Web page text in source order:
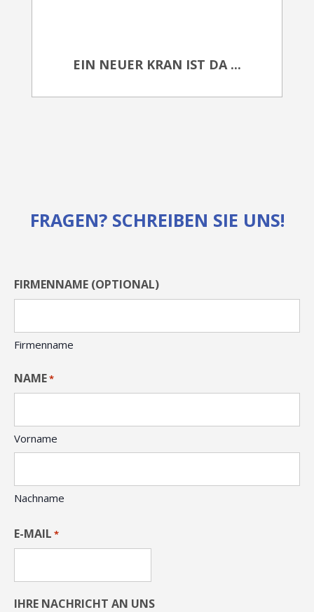
EIN NEUER KRAN IST DA ...
FRAGEN? SCHREIBEN SIE UNS!
FIRMENNAME (OPTIONAL)
Firmenname
NAME*
Vorname
Nachname
E-MAIL *
IHRE NACHRICHT AN UNS